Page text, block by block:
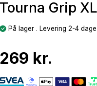
Tourna Grip
På lager . Levering 2-4 dage
269 kr.